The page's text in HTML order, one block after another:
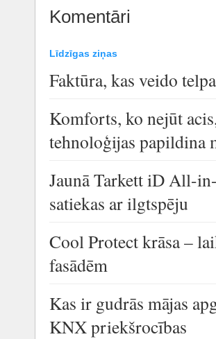
Komentāri
Līdzīgas ziņas
Faktūra, kas veido
Komforts, ko nejūt
tehnoloģijas papildina
Jaunā Tarkett iD All-
satiekas ar ilgtspēju
Cool Protect krāsa –
fasādēm
Kas ir gudrās mājas
KNX priekšrocības